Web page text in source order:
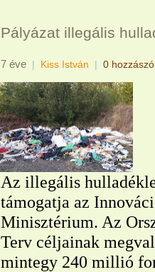
Pályázat illegális
7 éve | Kiss István | 0
Az illegális
támogatja az
Minisztérium. Az
Terv céljainak
mintegy 240 millió